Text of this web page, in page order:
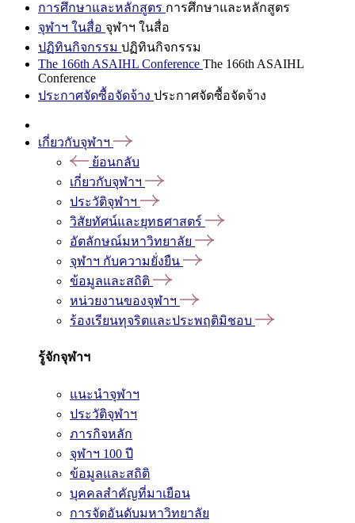
การศึกษาและหลักสูตร การศึกษาและหลักสูตร
จุฬาฯ ในสื่อ จุฬาฯ ในสื่อ
ปฏิทินกิจกรรม ปฏิทินกิจกรรม
The 166th ASAIHL Conference The 166th ASAIHL
Conference
ประกาศจัดซื้อจัดจ้าง ประกาศจัดซื้อจัดจ้าง
เกี่ยวกับจุฬาฯ
ย้อนกลับ
เกี่ยวกับจุฬาฯ
ประวัติจุฬาฯ
วิสัยทัศน์และยุทธศาสตร์
อัตลักษณ์มหาวิทยาลัย
จุฬาฯ กับความยั่งยืน
ข้อมูลและสถิติ
หน่วยงานของจุฬาฯ
ร้องเรียนทุจริตและประพฤติมิชอบ
รู้จักจุฬาฯ
แนะนำจุฬาฯ
ประวัติจุฬาฯ
ภารกิจหลัก
จุฬาฯ 100 ปี
ข้อมูลและสถิติ
บุคคลสำคัญที่มาเยือน
การจัดอันดับมหาวิทยาลัย